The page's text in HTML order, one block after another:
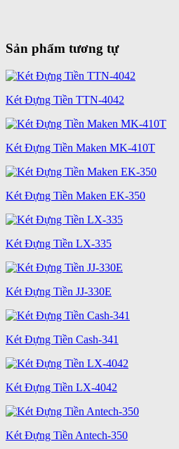
Sản phẩm tương tự
Két Đựng Tiền TTN-4042
Két Đựng Tiền Maken MK-410T
Két Đựng Tiền Maken EK-350
Két Đựng Tiền LX-335
Két Đựng Tiền JJ-330E
Két Đựng Tiền Cash-341
Két Đựng Tiền LX-4042
Két Đựng Tiền Antech-350